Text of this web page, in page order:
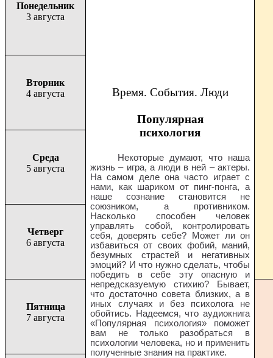
Понедельник
3 августа
Время. События. Люди
Популярная
психология
Некоторые думают, что наша
жизнь – игра, а люди в ней – актеры.
На самом деле она часто играет с
нами, как шариком от пинг-понга, а
наше сознание становится не
союзником, а противником.
Насколько способен человек
управлять собой, контролировать
себя, доверять себе? Может ли он
избавиться от своих фобий, маний,
безумных страстей и негативных
эмоций? И что нужно сделать, чтобы
победить в себе эту опасную и
непредсказуемую стихию? Бывает,
что достаточно совета близких, а в
иных случаях и без психолога не
обойтись. Надеемся, что аудиокнига
«Популярная психология» поможет
вам не только разобраться в
психологии человека, но и применить
полученные знания на практике.
Вторник
4 августа
Среда
5 августа
Четверг
6 августа
Пятница
7 августа